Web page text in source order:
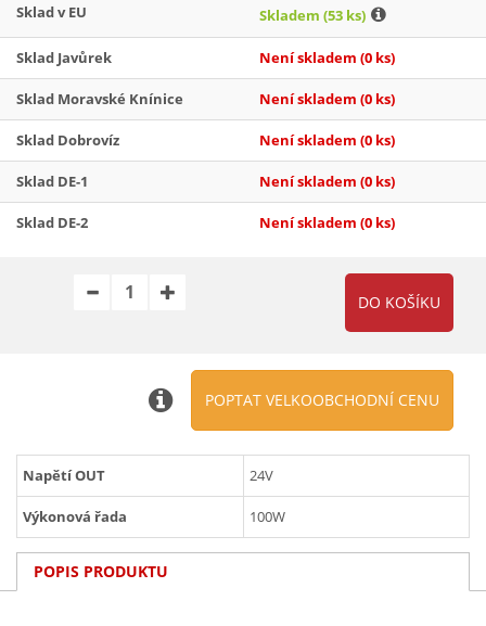
Sklad v EU Skladem (53 ks)
Sklad Javůrek Není skladem (0 ks)
Sklad Moravské Knínice Není skladem (0 ks)
Sklad Dobrovíz Není skladem (0 ks)
Sklad DE-1 Není skladem (0 ks)
Sklad DE-2 Není skladem (0 ks)
POPTAT VELKOOBCHODNÍ CENU
Napětí OUT 24V
Výkonová řada 100W
POPIS PRODUKTU